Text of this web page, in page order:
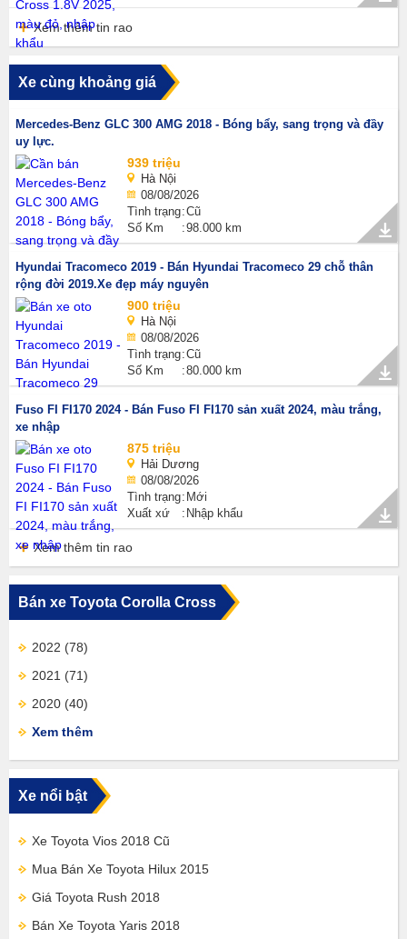
Xem thêm tin rao
Xe cùng khoảng giá
Mercedes-Benz GLC 300 AMG 2018 - Bóng bẩy, sang trọng và đầy
uy lực.
939 triệu
Hà Nội
08/08/2026
Tình trạng Cũ
Số Km
98.000 km
Hyundai Tracomeco 2019 - Bán Hyundai Tracomeco 29 chỗ thân
rộng đời 2019.Xe đẹp máy nguyên
900 triệu
Hà Nội
08/08/2026
Tình trạng Cũ
Số Km
80.000 km
Fuso FI FI170 2024 - Bán Fuso FI FI170 sản xuất 2024, màu trắng,
xe nhập
875 triệu
Hải Dương
08/08/2026
Tình trạng Mới
Xuất xứ
Nhập khẩu
Xem thêm tin rao
Bán xe Toyota Corolla Cross
2022 (78)
2021 (71)
2020 (40)
Xem thêm
Xe nổi bật
Xe Toyota Vios 2018 Cũ
Mua Bán Xe Toyota Hilux 2015
Giá Toyota Rush 2018
Bán Xe Toyota Yaris 2018